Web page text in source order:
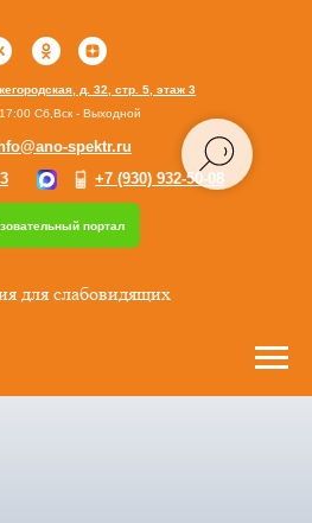
портал
д. 32, стр. 5, этаж 3
+7 (930) 932-50-08
spektr.ru
Сб,Вск - Выходной
для слабовидящих